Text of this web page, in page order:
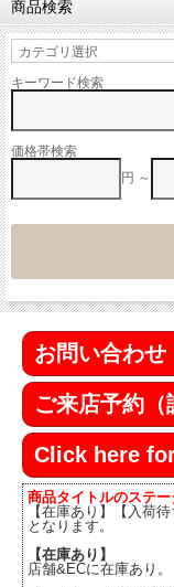
商品検索
キーワード検索
価格帯検索
円 ～
お問い合わせ
ご来店予約（
Click here
商品タイトルのステ
【在庫あり】【入荷
となります。
【在庫あり】
店舗&ECに在庫あり。